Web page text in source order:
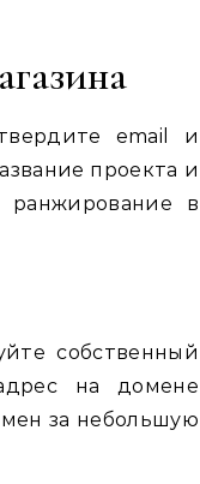
email и
проекта и
ранжирование в
собственный
на домене
за небольшую